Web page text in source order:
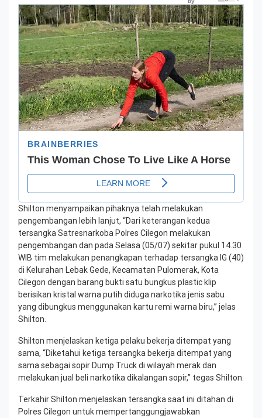
Shilton menyampaikan pihaknya telah melakukan
pengembangan lebih lanjut, “Dari keterangan kedua
tersangka Satresnarkoba Polres Cilegon melakukan
pengembangan dan pada Selasa (05/07) sekitar pukul 14.30
WIB tim melakukan penangkapan terhadap tersangka IG (40)
di Kelurahan Lebak Gede, Kecamatan Pulomerak, Kota
Cilegon dengan barang bukti satu bungkus plastic klip
berisikan kristal warna putih diduga narkotika jenis sabu
yang dibungkus menggunakan kartu remi warna biru,” jelas
Shilton.
Shilton menjelaskan ketiga pelaku bekerja ditempat yang
sama, “Diketahui ketiga tersangka bekerja ditempat yang
sama sebagai sopir Dump Truck di wilayah merak dan
melakukan jual beli narkotika dikalangan sopir,” tegas Shilton.
Terkahir Shilton menjelaskan tersangka saat ini ditahan di
Polres Cilegon untuk mempertanggungjawabkan